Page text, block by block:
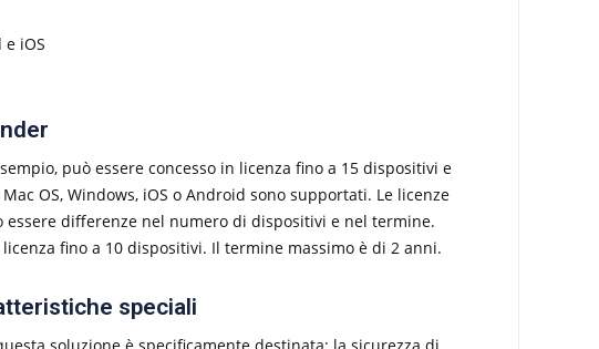
iOS
può essere concesso in licenza fino a 15 dispositivi e
OS, Windows, iOS o Android sono supportati. Le licenze
differenze nel numero di dispositivi e nel termine.
fino a 10 dispositivi. Il termine massimo è di 2 anni.
speciali